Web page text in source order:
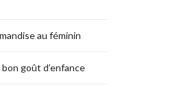
au féminin
goût d’enfance